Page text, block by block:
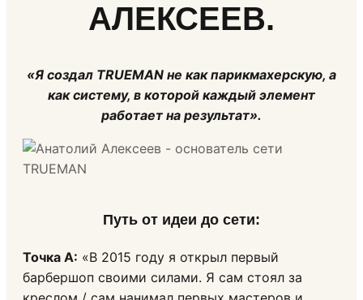
АЛЕКСЕЕВ.
«Я создал TRUEMAN не как парикмахерскую, а
как систему, в которой каждый элемент
работает на результат».
Путь от идеи до сети:
Точка А: «В 2015 году я открыл первый
барбершоп своими силами. Я сам стоял за